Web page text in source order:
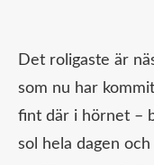
Det roligaste är
som nu har
fint där i hörnet –
sol hela dagen